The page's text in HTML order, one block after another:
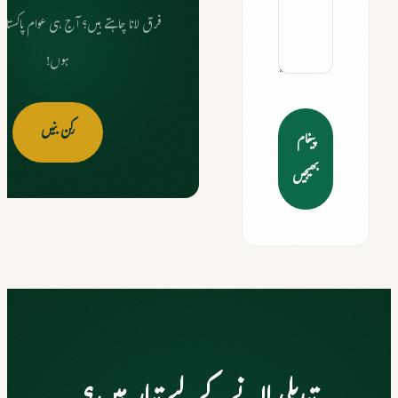
پیغام
بھیجیں
فرق لانا چاہتے ہیں؟ آج ہی عوام
ہوں!
رکن بنیں